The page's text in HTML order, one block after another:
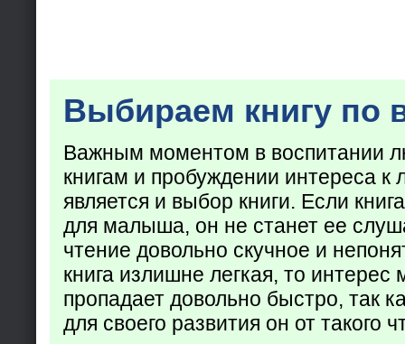
Выбираем книгу по
Важным моментом в воспитании
книгам и пробуждении интереса к
является и выбор книги. Если
для малыша, он не станет ее
чтение довольно скучное и
книга излишне легкая, то
пропадает довольно быстро, так
для своего развития он от такого